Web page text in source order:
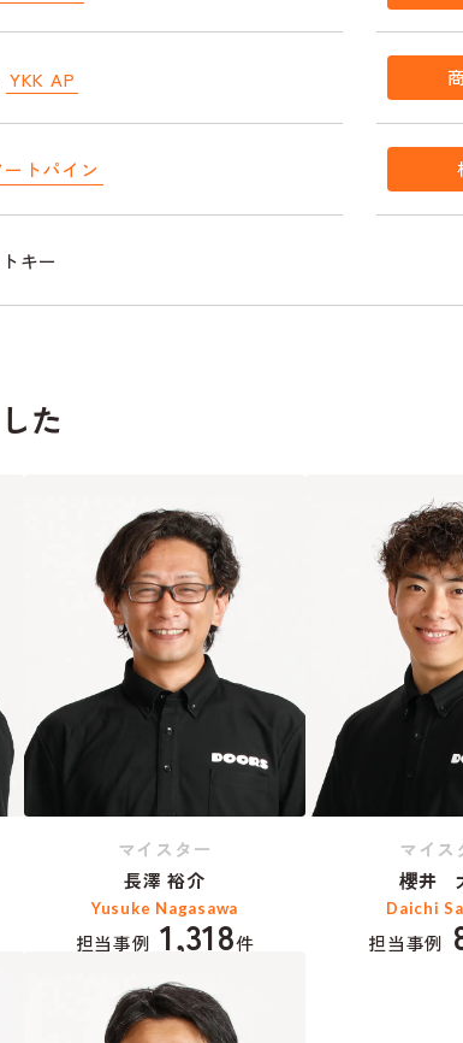
YKK AP
トパイン
キー
た
マイスター
長澤 裕介
Yusuke Nagasawa
担当事例 1,318件
マイス
櫻井
Daichi
担当事例